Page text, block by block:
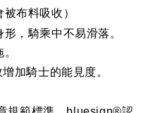
布料吸收）
，騎乘中不易滑落。
加騎士的能見度。